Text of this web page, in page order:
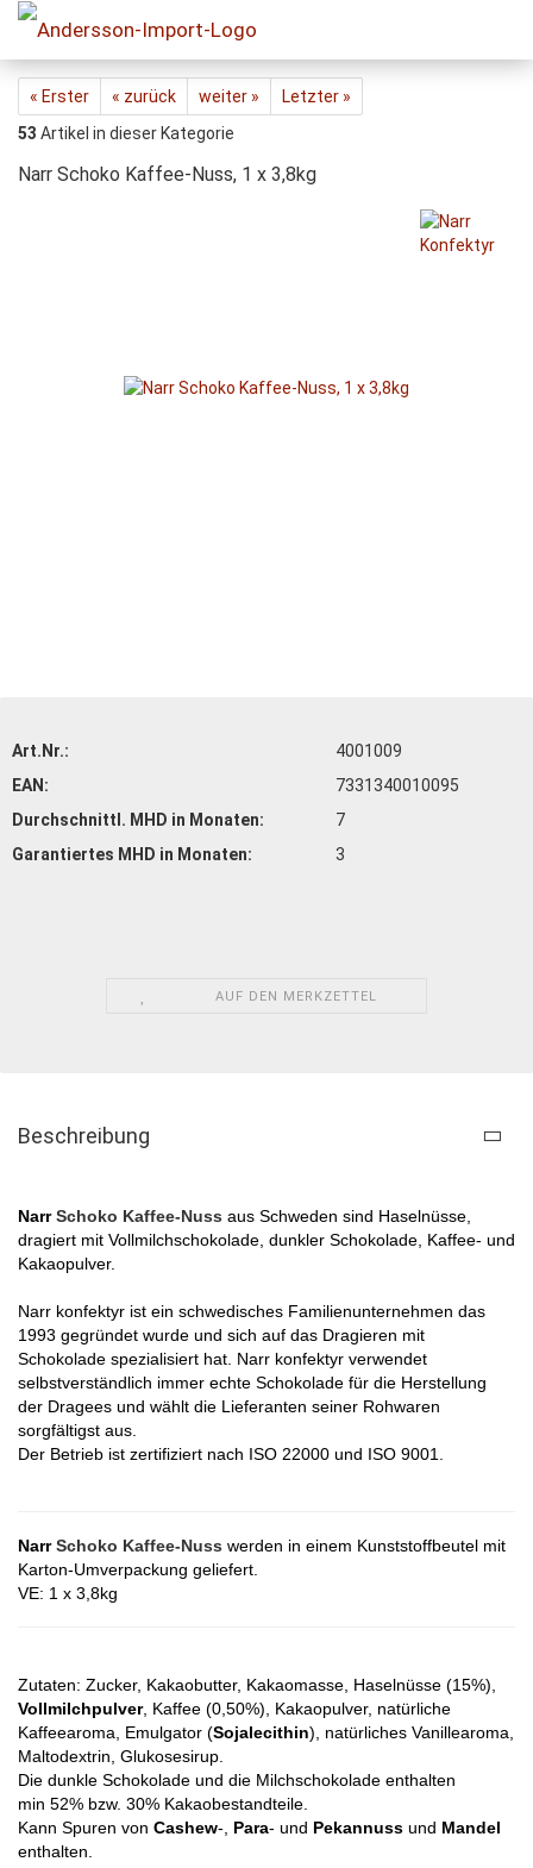
« Erster « zurück weiter »
Letzter »
53 Artikel in dieser Kategorie
Narr Schoko Kaffee-Nuss, 1 x 3,8kg
Art.Nr.:
4001009
EAN:
7331340010095
Durchschnittl. MHD in Monaten:
7
Garantiertes MHD in Monaten:
3
AUF DEN MERKZETTEL
Beschreibung
NarrSchoko Kaffee-Nuss​ aus Schweden sind Haselnüsse,
dragiert mit Vollmilchschokolade, dunkler Schokolade, Kaffee- und
Kakaopulver.
Narr konfektyr ist ein schwedisches Familienunternehmen das
1993 gegründet wurde und sich auf das Dragieren mit
Schokolade spezialisiert hat. Narr konfektyr verwendet
selbstverständlich immer echte Schokolade für die Herstellung
der Dragees und wählt die Lieferanten seiner Rohwaren
sorgfältigst aus.
Der Betrieb ist zertifiziert nach ISO 22000 und ISO 9001.
NarrSchoko Kaffee-Nuss werden in einem Kunststoffbeutel mit
Karton-Umverpackung geliefert
VE: 1 x 3,8kg
Zutaten: Zucker, Kakaobutter, Kakaomasse, Haselnüsse (15%),
Vollmilchpulver, Kaffee (0,50%), Kakaopulver, natürliche
Kaffeearoma, Emulgator (Sojalecithin), natürliches Vanillearoma,
Maltodextrin, Glukosesirup.
Die dunkle Schokolade und die Milchschokolade enthalten
min 52% bzw. 30% Kakaobestandteile.
Kann Spuren von Cashew-, Para- und Pekannuss und Mandel
enthalten.